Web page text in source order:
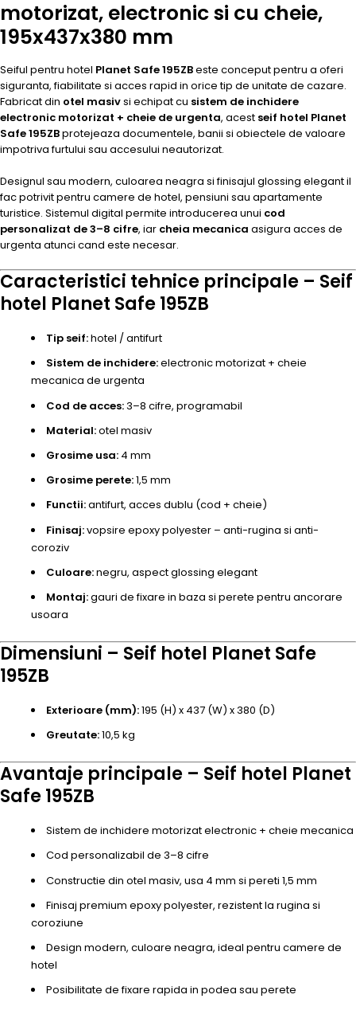
motorizat, electronic si cu cheie,
195x437x380 mm
Seiful pentru hotel Planet Safe 195ZBeste conceput pentru a oferi
siguranta, fiabilitate si acces rapid in orice tip de unitate de cazare.
Fabricat din otel masivsi echipat cu sistem de inchidere
electronic motorizat + cheie de urgenta, acest seif hotel Planet
Safe 195ZBprotejeaza documentele, banii si obiectele de valoare
impotriva furtului sau accesului neautorizat.
Designul sau modern, culoarea neagra si finisajul glossing elegant il
fac potrivit pentru camere de hotel, pensiuni sau apartamente
turistice. Sistemul digital permite introducerea unui cod
personalizat de 3–8 cifre, iar cheia mecanica asigura acces de
urgenta atunci cand este necesar.
Caracteristici tehnice principale – Seif
hotel Planet Safe 195ZB
Tip seif:hotel / antifurt
Sistem de inchidere:electronic motorizat + cheie
mecanica de urgenta
Cod de acces:3–8 cifre, programabil
Material:otel masiv
Grosime usa: 4 mm
Grosime perete:1,5 mm
Functii:antifurt, acces dublu (cod + cheie)
Finisaj:vopsire epoxy polyester – anti-rugina si anti-
coroziv
Culoare:negru, aspect glossing elegant
Montaj:gauri de fixare in baza si perete pentru ancorare
usoara
Dimensiuni – Seif hotel Planet Safe
195ZB
Exterioare (mm):195 (H) x 437 (W) x 380 (D)
Greutate:10,5 kg
Avantaje principale – Seif hotel Planet
Safe 195ZB
Sistem de inchidere motorizat electronic + cheie mecanica
Cod personalizabil de 3–8 cifre
Constructie din otel masiv, usa 4 mm si pereti 1,5 mm
Finisaj premium epoxy polyester, rezistent la rugina si
coroziune
Design modern, culoare neagra, ideal pentru camere de
hotel
Posibilitate de fixare rapida in podea sau perete